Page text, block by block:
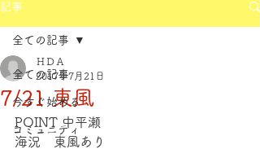
記事
全ての記事
今すぐ始める
コミュニティ
全ての記事
7/21 東風
ＨＤＡ
2017年7月21日
POINT 中平瀬
海況　東風あり